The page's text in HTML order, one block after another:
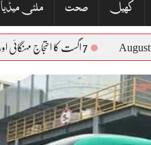
کھیل صحت ملٹی میڈیا
7 اگست کا احتجاج مہنگائی اور معاشی بدحالی سے متاثرہ عوام کی آواز بنے گا: نذیر جنجوعہ